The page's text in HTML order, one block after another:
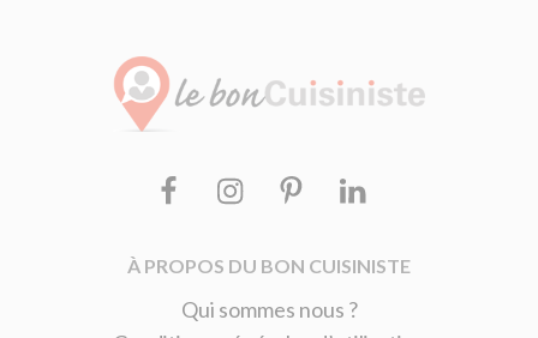
FacebookInstagramPinterestLinkedin
À PROPOS DU BON CUISINISTE
Qui sommes nous ?